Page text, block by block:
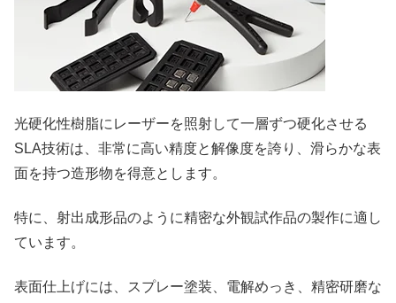
光硬化性樹脂にレーザーを照射して一層ずつ硬化させる
SLA技術は、非常に高い精度と解像度を誇り、滑らかな表
面を持つ造形物を得意とします。
特に、射出成形品のように精密な外観試作品の製作に適し
ています。
表面仕上げには、スプレー塗装、電解めっき、精密研磨な